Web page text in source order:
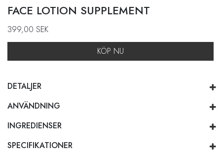
FACE LOTION SUPPLEMENT
399,00 SEK
KÖP NU
DETALJER
ANVÄNDNING
INGREDIENSER
SPECIFIKATIONER